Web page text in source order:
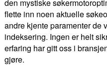
den mystiske
flette inn noen aktuelle
andre kjente paramenter de
indeksering. Ingen er helt
erfaring har gitt oss i
gjøre.